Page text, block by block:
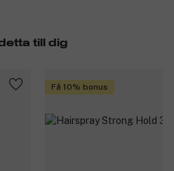
till dig
Få 10% bonus